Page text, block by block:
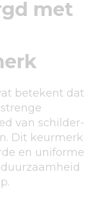
met
betekent dat
van schilder-
Dit keurmerk
en uniforme